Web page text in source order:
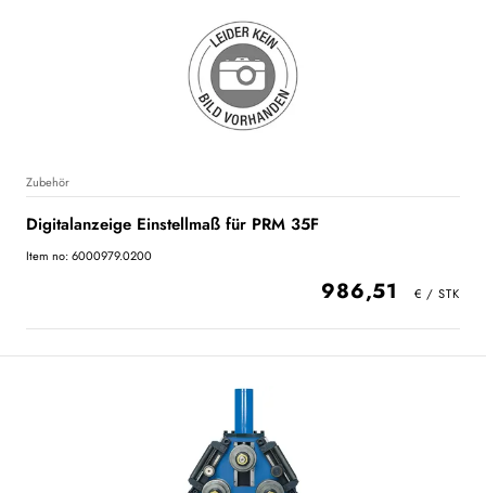
Zubehör
Digitalanzeige Einstellmaß für PRM 35F
Item no: 6000979.0200
986,51